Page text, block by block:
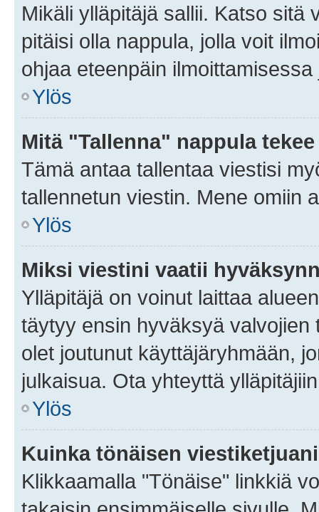
Mikäli ylläpitäjä sallii. Katso sitä
pitäisi olla nappula, jolla voit
ohjaa eteenpäin
Ylös
Mitä "Tallenna" nappula
Tämä antaa tallentaa viestisi
tallennetun viestin. Mene omiin
Ylös
Miksi viestini vaatii
Ylläpitäjä on voinut laittaa
täytyy ensin hyväksyä
olet joutunut käyttäjäryhmään,
julkaisua. Ota yhteyttä
Ylös
Kuinka tönäisen
Klikkaamalla "Tönäise" linkkiä